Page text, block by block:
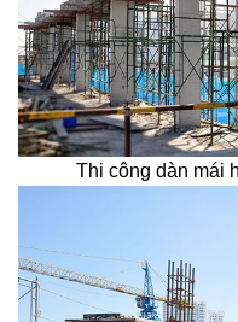
Thi công dàn mái